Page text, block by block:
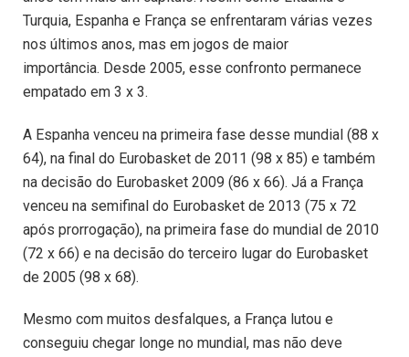
Turquia, Espanha e França se enfrentaram várias vezes
nos últimos anos, mas em jogos de maior
importância. Desde 2005, esse confronto permanece
empatado em 3 x 3.
A Espanha venceu na primeira fase desse mundial (88 x
64), na final do Eurobasket de 2011 (98 x 85) e também
na decisão do Eurobasket 2009 (86 x 66). Já a França
venceu na semifinal do Eurobasket de 2013 (75 x 72
após prorrogação), na primeira fase do mundial de 2010
(72 x 66) e na decisão do terceiro lugar do Eurobasket
de 2005 (98 x 68).
Mesmo com muitos desfalques, a França lutou e
conseguiu chegar longe no mundial, mas não deve